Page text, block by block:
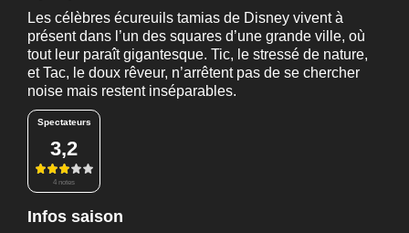
Les célèbres écureuils tamias de Disney vivent à
présent dans l’un des squares d’une grande ville, où
tout leur paraît gigantesque. Tic, le stressé de nature,
et Tac, le doux rêveur, n’arrêtent pas de se chercher
noise mais restent inséparables.
Spectateurs
3,2
4 notes
Infos saison